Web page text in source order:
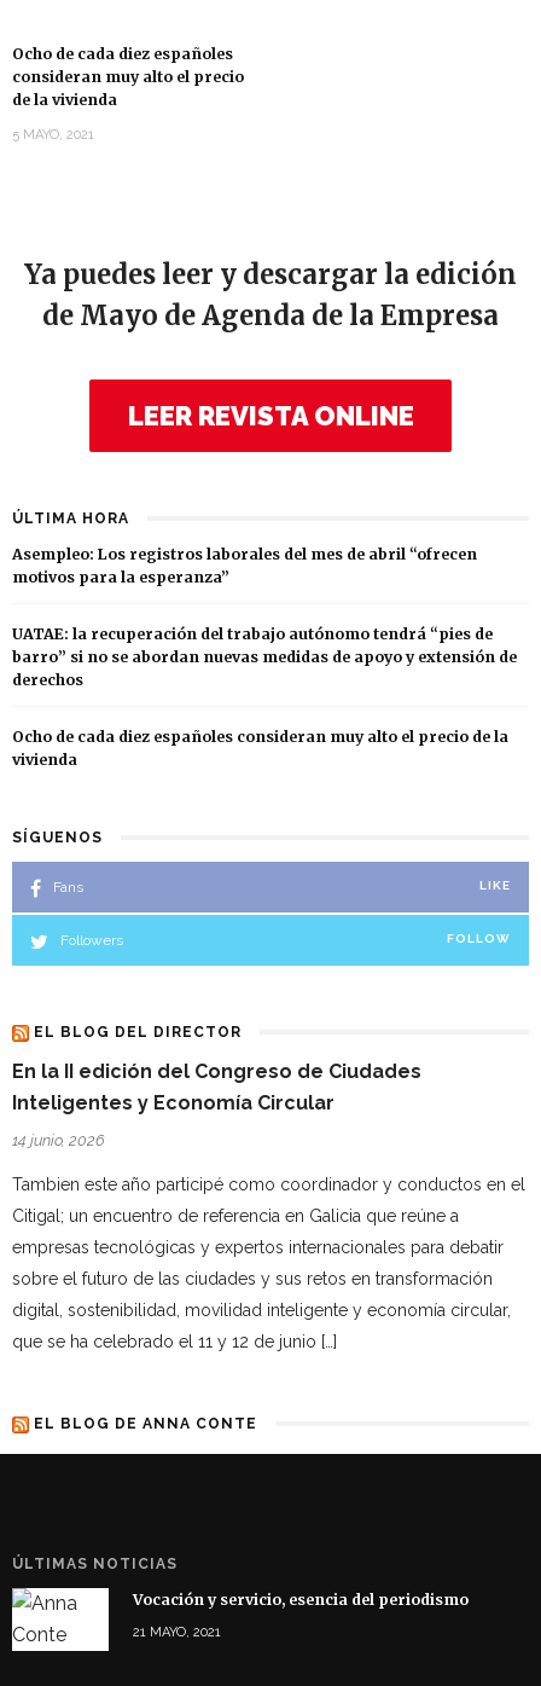
Ocho de cada diez españoles
consideran muy alto el precio
de la vivienda
5 MAYO, 2021
Ya puedes leer y descargar la edición
de Mayo de Agenda de la Empresa
LEER REVISTA ONLINE
ÚLTIMA HORA
Asempleo: Los registros laborales del mes de abril “ofrecen
motivos para la esperanza”
UATAE: la recuperación del trabajo autónomo tendrá “pies de
barro” si no se abordan nuevas medidas de apoyo y extensión de
derechos
Ocho de cada diez españoles consideran muy alto el precio de la
vivienda
SÍGUENOS
Fans LIKE
Followers FOLLOW
EL BLOG DEL DIRECTOR
En la II edición del Congreso de Ciudades
Inteligentes y Economía Circular
14 junio, 2026
Tambien este año participé como coordinador y conductos en el
Citigal; un encuentro de referencia en Galicia que reúne a
empresas tecnológicas y expertos internacionales para debatir
sobre el futuro de las ciudades y sus retos en transformación
digital, sostenibilidad, movilidad inteligente y economía circular,
que se ha celebrado el 11 y 12 de junio […]
EL BLOG DE ANNA CONTE
ÚLTIMAS NOTICIAS
Vocación y servicio, esencia del periodismo
21 MAYO, 2021